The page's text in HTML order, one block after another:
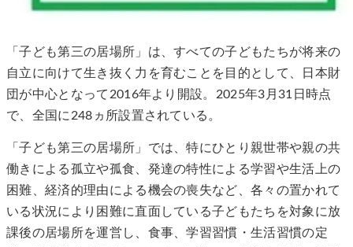
「子ども第三の居場所」は、すべての子どもたちが将来の
自立に向けて生き抜く力を育むことを目的として、日本財
団が中心となって2016年より開設。2025年3月31日時点
で、全国に248ヵ所設置されている。
「子ども第三の居場所」では、特にひとり親世帯や親の共
働きによる孤立や孤食、発達の特性による学習や生活上の
困難、経済的理由による機会の喪失など、各々の置かれて
いる状況により困難に直面している子どもたちを対象に放
課後の居場所を運営し、食事、学習習慣・生活習慣の定